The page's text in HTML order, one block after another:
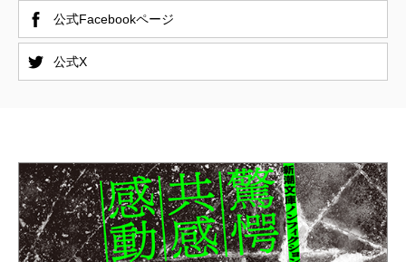
公式Facebookページ
公式X